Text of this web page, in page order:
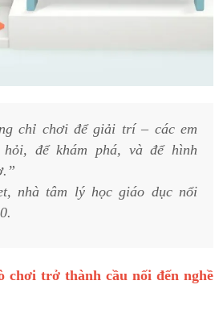
chỉ chơi để giải trí – các em
để khám phá, và để hình
nhà tâm lý học giáo dục nổi
trở thành cầu nối đến nghề